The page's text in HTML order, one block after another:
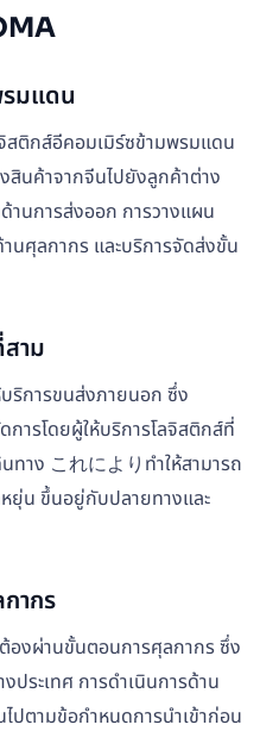
มแดน
สติกส์อีคอมเมิร์ซข้ามพรมแดน
สินค้าจากจีนไปยังลูกค้าต่าง
านการส่งออก การวางแผน
นศุลกากร และบริการจัดส่งขั้น
าม
ริการขนส่งภายนอก ซึ่ง
การโดยผู้ให้บริการโลจิสติกส์ที่
ทาง これによりทำให้สามารถ
ยุ่น ขึ้นอยู่กับปลายทางและ
ากร
องผ่านขั้นตอนการศุลกากร ซึ่ง
ประเทศ การดำเนินการด้าน
ปตามข้อกำหนดการนำเข้าก่อน